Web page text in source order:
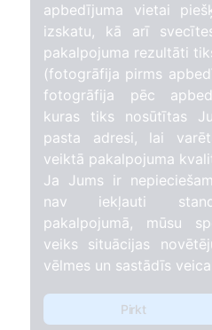
apbedījuma vietai
izskatu, kā arī
pakalpojuma rezultāti
(fotogrāfija pirms
fotogrāfija pēc
kuras tiks nosūtītas
pasta adresi, lai
veiktā pakalpojuma
Ja Jums ir
nav iekļauti
pakalpojumā, mūsu
veiks situācijas
vēlmes un sastādīs
Pirkt